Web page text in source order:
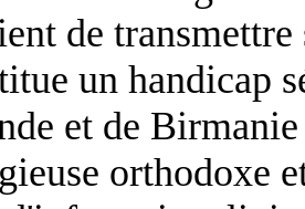
de
un handicap
et de
orthodoxe